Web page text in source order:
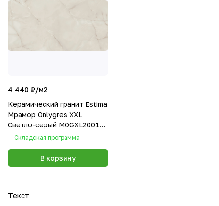
4 440 ₽/м2
Керамический гранит Estima
Мрамор Onlygres XXL
Светло-серый MOGXL2001
полированный 80х160
Складская программа
В корзину
Текст